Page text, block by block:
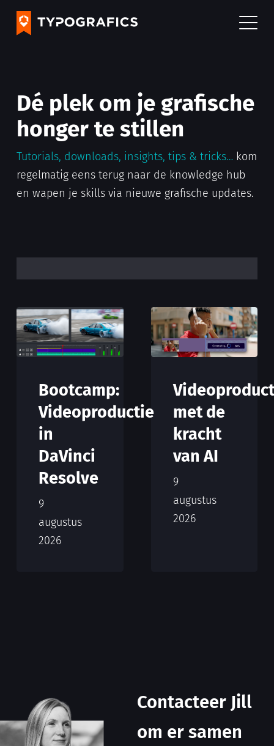
Dé plek om je grafische
honger te stillen
Tutorials, downloads, insights, tips & tricks… kom
regelmatig eens terug naar de knowledge hub
en wapen je skills via nieuwe grafische updates.
Bootcamp:
Videoproductie
in
DaVinci
Resolve
9
augustus
2026
met de
kracht
van AI
9
augustus
2026
Contacteer Jill
om er samen